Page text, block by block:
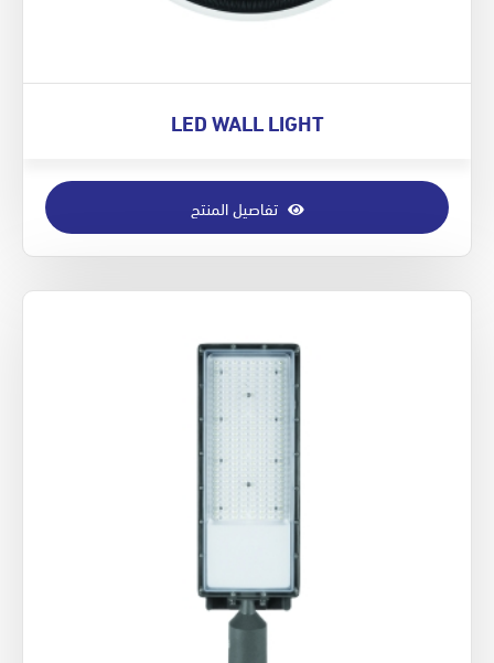
LED WALL LIGHT
تفاصيل المنتج